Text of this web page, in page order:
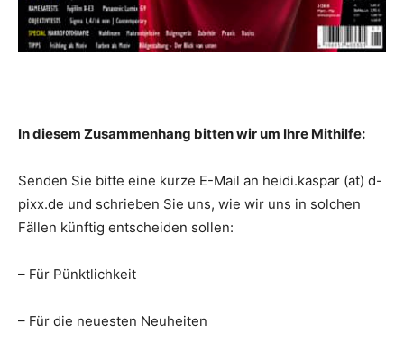
In diesem Zusammenhang bitten wir um Ihre Mithilfe:
Senden Sie bitte eine kurze E-Mail an heidi.kaspar (at) d-
pixx.de und schrieben Sie uns, wie wir uns in solchen
Fällen künftig entscheiden sollen:
– Für Pünktlichkeit
– Für die neuesten Neuheiten